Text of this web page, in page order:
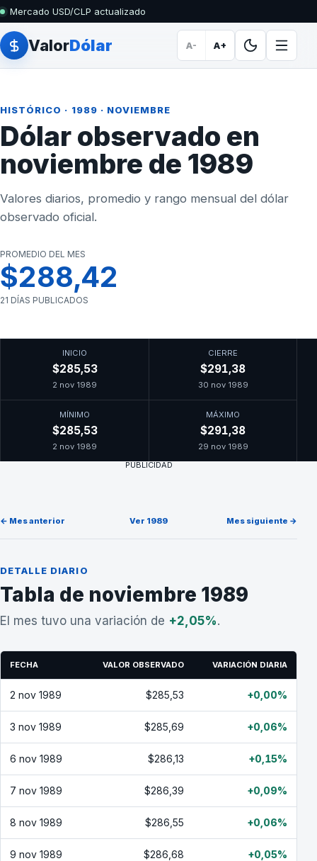
Mercado USD/CLP actualizado
ValorDólar A- A+
HISTÓRICO · 1989 · NOVIEMBRE
Dólar observado en
noviembre de 1989
Valores diarios, promedio y rango mensual del dólar
observado oficial.
PROMEDIO DEL MES
$288,42
21 DÍAS PUBLICADOS
INICIO
$285,53
2 nov 1989
CIERRE
$291,38
30 nov 1989
MÍNIMO
$285,53
2 nov 1989
MÁXIMO
$291,38
29 nov 1989
PUBLICIDAD
← Mes anterior Ver 1989 Mes siguiente →
DETALLE DIARIO
Tabla de noviembre 1989
El mes tuvo una variación de +2,05%.
FECHA VALOR OBSERVADO VARIACIÓN DIARIA
2 nov 1989 $285,53 +0,00%
3 nov 1989 $285,69 +0,06%
6 nov 1989 $286,13 +0,15%
7 nov 1989 $286,39 +0,09%
8 nov 1989 $286,55 +0,06%
9 nov 1989 $286,68 +0,05%